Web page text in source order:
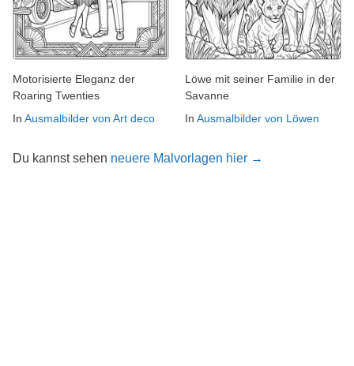
Motorisierte Eleganz der
Roaring Twenties
In Ausmalbilder von Art deco
Löwe mit seiner Familie in der
Savanne
In Ausmalbilder von Löwen
Du kannst sehen neuere Malvorlagen hier →